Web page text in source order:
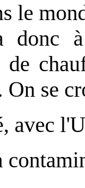
le
donc
de
On se
avec